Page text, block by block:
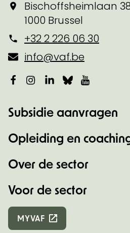
Bischoffsheimlaan
1000 Brussel
+32 2 226 06 30
info@vaf.be
Facebook
Instagram
LinkedIn
Bluesky
Subsidie aanvragen
Opleiding en
Over de sector
Voor de sector
MYVAF